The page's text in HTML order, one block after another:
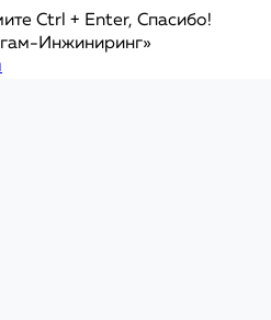
Ctrl + Enter, Спасибо!
Инжиниринг»